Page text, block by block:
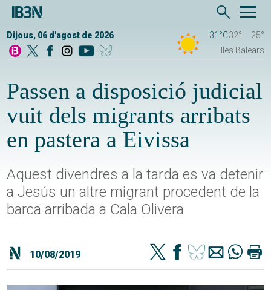
Dijous, 06 d'agost de 2026 31°C32°
25°
Illes Balears
Passen a disposició judicial
vuit dels migrants arribats
en pastera a Eivissa
Aquest divendres a la tarda es va detenir
a Jesús un altre migrant procedent de la
barca arribada a Cala Olivera
10/08/2019